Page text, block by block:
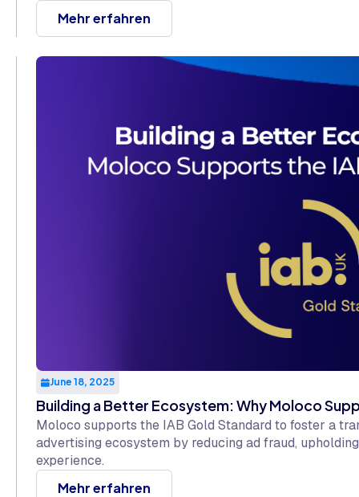
Mehr erfahren
June 18, 2025
Building a Better Ecosystem: Why Moloco
Moloco supports the IAB Gold Standard to foster a
advertising ecosystem by reducing ad fraud,
experience.
Mehr erfahren